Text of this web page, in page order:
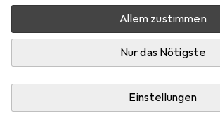
Allem zustimmen
Nur das Nötigste
Einstellungen
Hier findest du passendes Zubehör zum
HW101 aus der Kategorie Kabelrolle.